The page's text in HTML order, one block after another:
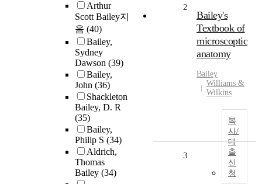
Arthur
Scott Bailey지
음 (40)
Bailey,
Sydney
Dawson (39)
Bailey,
John (36)
Shackleton
Bailey, D. R
(35)
Bailey,
Philip S (34)
Aldrich,
Thomas
Bailey (34)
2
Bailey's
Textbook of
microscoptic
anatomy
Bailey
Williams &
Wilkins
복
사/
대
출
신
청
3